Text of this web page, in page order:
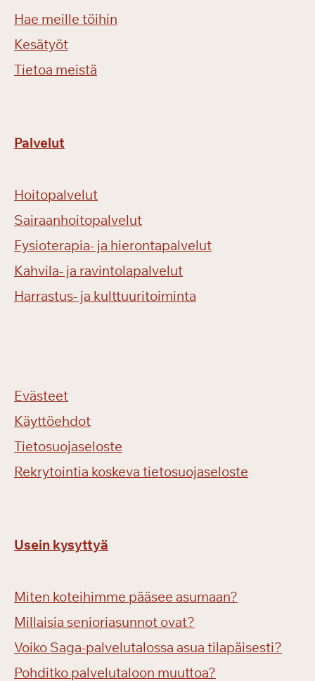
Hae meille töihin
Kesätyöt
Tietoa meistä
Palvelut
Hoitopalvelut
Sairaanhoitopalvelut
Fysioterapia- ja hierontapalvelut
Kahvila- ja ravintolapalvelut
Harrastus- ja kulttuuritoiminta
Evästeet
Käyttöehdot
Tietosuojaseloste
Rekrytointia koskeva tietosuojaseloste
Usein kysyttyä
Miten koteihimme pääsee asumaan?
Millaisia senioriasunnot ovat?
Voiko Saga-palvelutalossa asua tilapäisesti?
Pohditko palvelutaloon muuttoa?